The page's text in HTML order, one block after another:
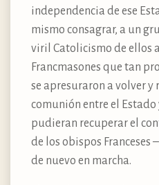
independencia de ese
mismo consagrar, a un
viril Catolicismo de ellos
Francmasones que tan
se apresuraron a volver y
comunión entre el Estado
pudieran recuperar el
de los obispos Franceses
de nuevo en marcha.